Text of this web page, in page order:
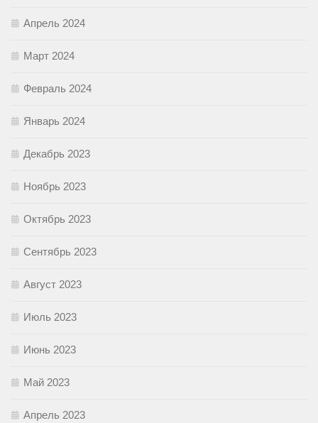
Апрель 2024
Март 2024
Февраль 2024
Январь 2024
Декабрь 2023
Ноябрь 2023
Октябрь 2023
Сентябрь 2023
Август 2023
Июль 2023
Июнь 2023
Май 2023
Апрель 2023